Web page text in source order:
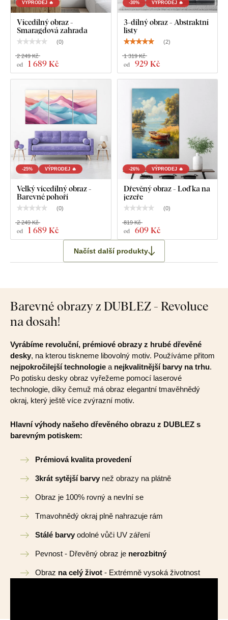
VÝPRODEJ 🔥
Vícedílný obraz -
Smaragdová zahrada
(0)
od 1 689 Kč
2 249 Kč
-30% VÝPRODEJ 🔥
3-dílný obraz - Abstraktní
listy
(2)
od 929 Kč
1 319 Kč
-25% VÝPRODEJ 🔥
Velký vícedílný obraz -
Barevné pohoří
(0)
od 1 689 Kč
2 249 Kč
-26% VÝPRODEJ 🔥
Dřevěný obraz - Loďka na
jezeře
(0)
od 609 Kč
819 Kč
Načíst další produkty
Barevné obrazy z DUBLEZ - Revoluce
na dosah!
Vyrábíme revoluční, prémiové obrazy z hrubé dřevěné
desky, na kterou tiskneme libovolný motiv. Používáme přitom
nejpokročilejší technologie a nejkvalitnější barvy na trhu.
Po potisku desky obraz vyřežeme pomocí laserové
technologie, díky čemuž má obraz elegantní tmavěhnědý
okraj, který ještě více zvýrazní motiv.
Hlavní výhody našeho dřevěného obrazu z DUBLEZ s
barevným potiskem:
Prémiová kvalita provedení
3krát sytější barvy než obrazy na plátně
Obraz je 100% rovný a nevlní se
Tmavohnědý okraj plně nahrazuje rám
Stálé barvy odolné vůči UV záření
Pevnost - Dřevěný obraz je nerozbitný
Obraz na celý život - Extrémně vysoká životnost